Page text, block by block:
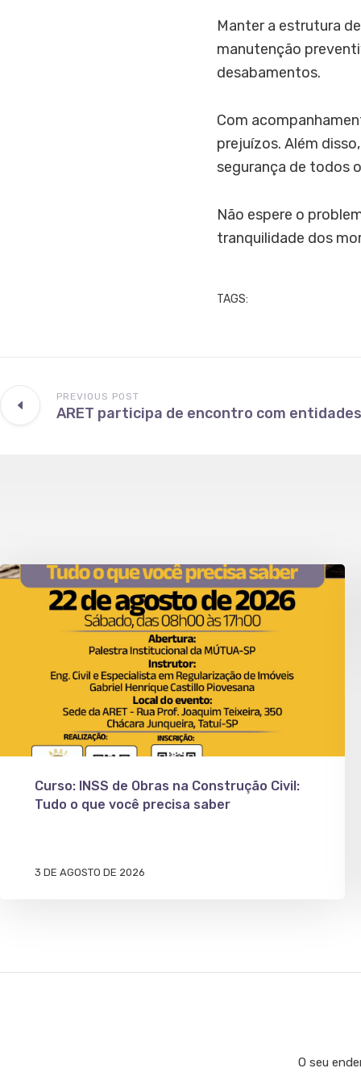
Manter a estrutura
manutenção
desabamentos.
Com
prejuízos. Além
segurança de todos
Não espere o
tranquilidade dos
TAGS:
PREVIOUS POST
Curso: INSS de Obras na Construção Civil:
Tudo o que você precisa saber
3 DE AGOSTO DE 2026
O seu